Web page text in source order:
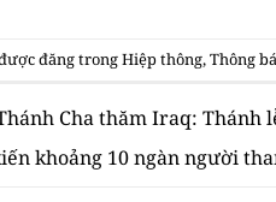
đăng trongHiệp thông,Thông
Cha thăm Iraq: Thánh
khoảng 10 ngàn người